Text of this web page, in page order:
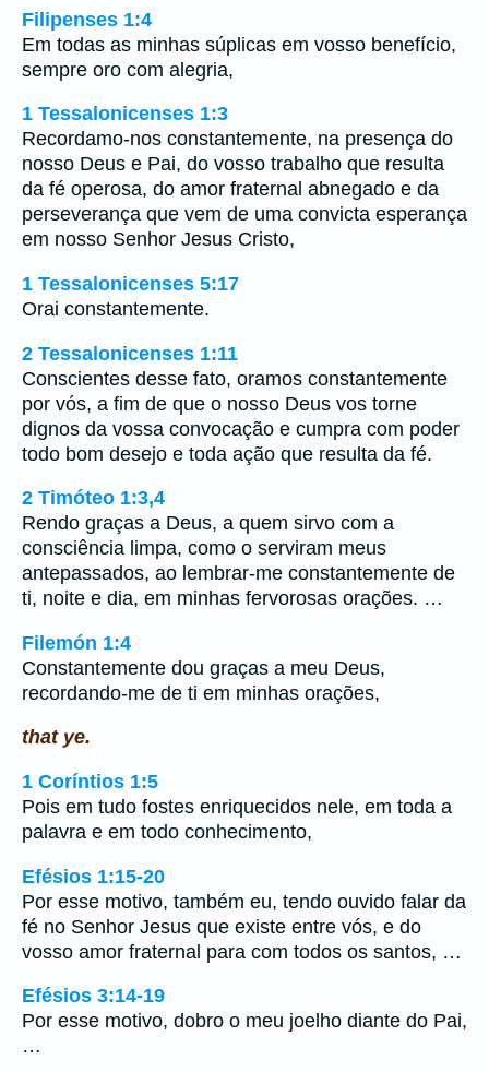
Filipenses 1:4
Em todas as minhas súplicas em vosso benefício,
sempre oro com alegria,
1 Tessalonicenses 1:3
Recordamo-nos constantemente, na presença do
nosso Deus e Pai, do vosso trabalho que resulta
da fé operosa, do amor fraternal abnegado e da
perseverança que vem de uma convicta esperança
em nosso Senhor Jesus Cristo,
1 Tessalonicenses 5:17
Orai constantemente.
2 Tessalonicenses 1:11
Conscientes desse fato, oramos constantemente
por vós, a fim de que o nosso Deus vos torne
dignos da vossa convocação e cumpra com poder
todo bom desejo e toda ação que resulta da fé.
2 Timóteo 1:3,4
Rendo graças a Deus, a quem sirvo com a
consciência limpa, como o serviram meus
antepassados, ao lembrar-me constantemente de
ti, noite e dia, em minhas fervorosas orações. …
Filemón 1:4
Constantemente dou graças a meu Deus,
recordando-me de ti em minhas orações,
that ye.
1 Coríntios 1:5
Pois em tudo fostes enriquecidos nele, em toda a
palavra e em todo conhecimento,
Efésios 1:15-20
Por esse motivo, também eu, tendo ouvido falar da
fé no Senhor Jesus que existe entre vós, e do
vosso amor fraternal para com todos os santos, …
Efésios 3:14-19
Por esse motivo, dobro o meu joelho diante do Pai,
…